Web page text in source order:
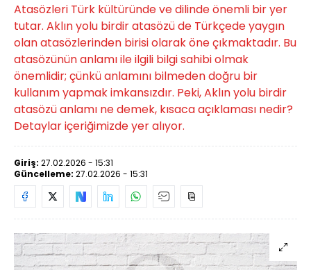
Atasözleri Türk kültüründe ve dilinde önemli bir yer
tutar. Aklın yolu birdir atasözü de Türkçede yaygın
olan atasözlerinden birisi olarak öne çıkmaktadır. Bu
atasözünün anlamı ile ilgili bilgi sahibi olmak
önemlidir; çünkü anlamını bilmeden doğru bir
kullanım yapmak imkansızdır. Peki, Aklın yolu birdir
atasözü anlamı ne demek, kısaca açıklaması nedir?
Detaylar içeriğimizde yer alıyor.
Giriş: 27.02.2026 - 15:31
Güncelleme: 27.02.2026 - 15:31